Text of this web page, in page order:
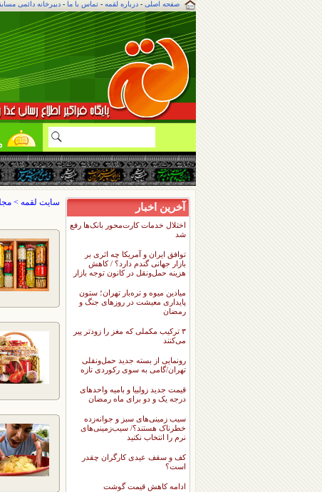
صفحه اصلی - درباره لقمه - تماس با ما - دبیرخانه دائمی
آخرین اخبار
اختلال خدمات کارت‌محور بانک‌ها رفع
شد
توافق ایران و آمریکا چه اثری بر
بازار جهانی گندم دارد؟ / کاهش
هزینه حمل‌ونقل در کانون توجه بازار
میادین میوه و تره‌بار تهران؛ ستون
پایداری معیشت در روزهای جنگ و
رمضان
۳ ترکیب مکملی که مغز را زودتر پیر
می‌کنند
رونمایی از بسته جدید حمل‌ونقلی
تهران/گامی به سوی رکوردی تازه
قیمت جدید زولبیا و بامیه واحدهای
درجه یک و دو برای ماه رمضان
سیب زمینی‌های سبز و جوانه‌زده
خطرناک هستند؟/ سیب‌زمینی‌های
نرم را انتخاب نکنید
کف و سقف عیدی کارگران چقدر
است؟
ادامه کاهش قیمت گوشت
سایت لقمه >